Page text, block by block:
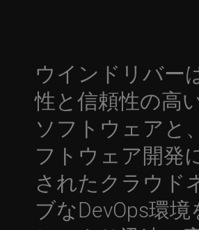
ウインドリバー
性と信頼性の高
ソフトウェアと
フトウェア開発
されたクラウド
ブなDevOps環境